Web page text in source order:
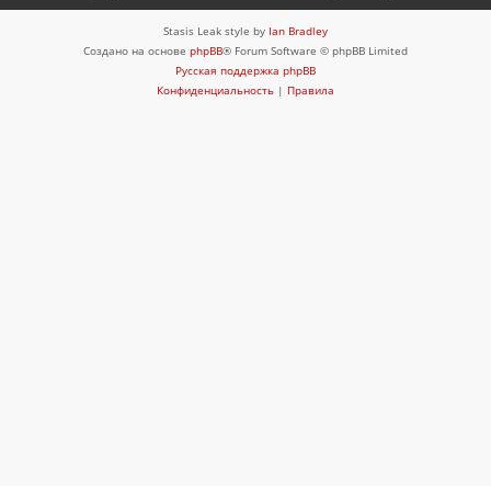
Stasis Leak style by Ian Bradley
Создано на основе phpBB® Forum Software © phpBB Limited
Русская поддержка phpBB
Конфиденциальность | Правила